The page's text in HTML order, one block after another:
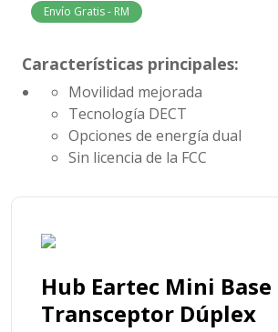
Envío Gratis - RM
Características principales:
Movilidad mejorada
Tecnología DECT
Opciones de energía dual
Sin licencia de la FCC
Hub Eartec Mini Base
Transceptor Dúplex